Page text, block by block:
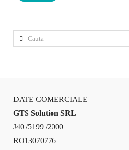
Cauta
DATE COMERCIALE
GTS Solution SRL
J40 /5199 /2000
RO13070776